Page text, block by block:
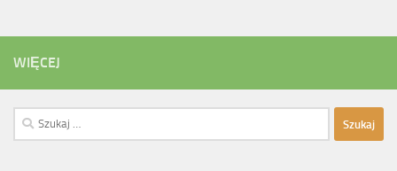
WIĘCEJ
Szukaj: